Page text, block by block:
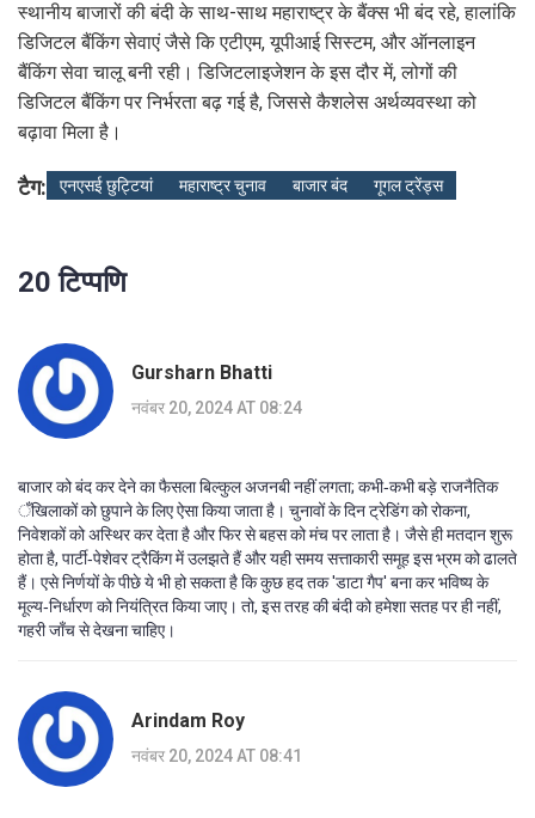
स्थानीय बाजारों की बंदी के साथ-साथ महाराष्‍ट्र के बैंक्स भी बंद रहे, हालांकि
डिजिटल बैंकिंग सेवाएं जैसे कि एटीएम, यूपीआई सिस्टम, और ऑनलाइन
बैंकिंग सेवा चालू बनी रही। डिजिटलाइजेशन के इस दौर में, लोगों की
डिजिटल बैंकिंग पर निर्भरता बढ़ गई है, जिससे कैशलेस अर्थव्यवस्था को
बढ़ावा मिला है।
टैग: एनएसई छुट्टियां महाराष्ट्र चुनाव बाजार बंद गूगल ट्रेंड्स
20 टिप्पणि
Gursharn Bhatti
नवंबर 20, 2024 AT 08:24
बाजार को बंद कर देने का फैसला बिल्कुल अजनबी नहीं लगता; कभी‑कभी बड़े राजनैतिक
ँखिलाकों को छुपाने के लिए ऐसा किया जाता है। चुनावों के दिन ट्रेडिंग को रोकना,
निवेशकों को अस्थिर कर देता है और फिर से बहस को मंच पर लाता है। जैसे ही मतदान शुरू
होता है, पार्टी‑पेशेवर ट्रैकिंग में उलझते हैं और यही समय सत्ताकारी समूह इस भ्रम को ढालते
हैं। एसे निर्णयों के पीछे ये भी हो सकता है कि कुछ हद तक 'डाटा गैप' बना कर भविष्य के
मूल्य‑निर्धारण को नियंत्रित किया जाए। तो, इस तरह की बंदी को हमेशा सतह पर ही नहीं,
गहरी जाँच से देखना चाहिए।
Arindam Roy
नवंबर 20, 2024 AT 08:41